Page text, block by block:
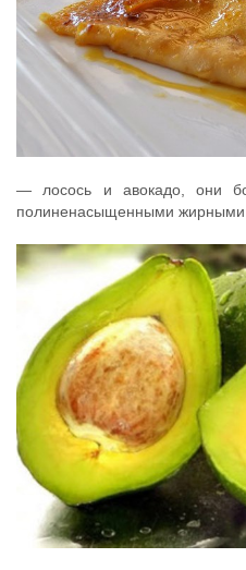
— лосось и авокадо, они
полиненасыщенными жирными